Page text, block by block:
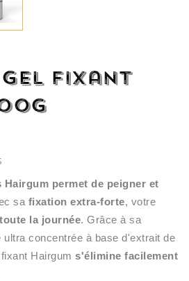
Fixant
Hairgum permet de peigner et
sa fixation extra-forte, votre
toute la journée. Grâce à sa
concentrée à base d'extrait de
Hairgum